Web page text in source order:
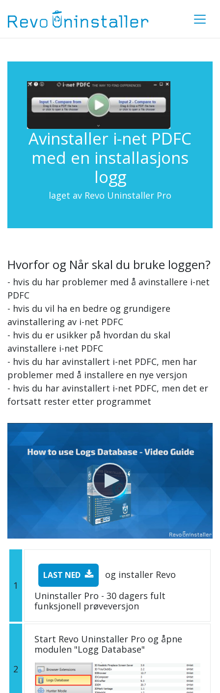
Avinstaller i-net PDFC
med en installasjons
logg
laget av Revo Uninstaller Pro
Hvorfor og Når skal du bruke loggen?
- hvis du har problemer med å avinstallere i-net
PDFC
- hvis du vil ha en bedre og grundigere
avinstallering av i-net PDFC
- hvis du er usikker på hvordan du skal
avinstallere i-net PDFC
- hvis du har avinstallert i-net PDFC, men har
problemer med å installere en nye versjon
- hvis du har avinstallert i-net PDFC, men det er
fortsatt rester etter programmet
1
LAST NED
og installer Revo
Uninstaller Pro - 30 dagers fult
funksjonell prøveversjon
2
Start Revo Uninstaller Pro og åpne
modulen "Logg Database"